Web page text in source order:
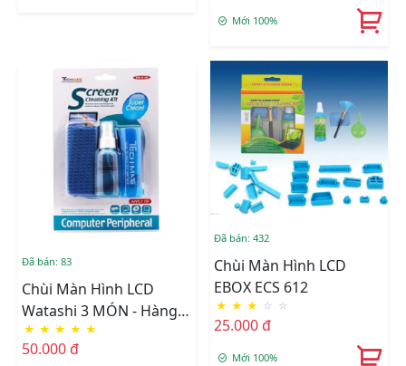
Mới 100%
Đã bán: 83
Chùi Màn Hình LCD
Watashi 3 MÓN - Hàng
Nhập Khẩu
★ ★ ★ ★ ★
50.000 đ
Đã bán: 432
Chùi Màn Hình LCD
EBOX ECS 612
★ ★ ★ ☆ ☆
25.000 đ
Mới 100%